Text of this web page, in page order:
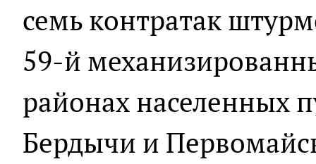
семь контратак
59-й
районах населенных
Бердычи и